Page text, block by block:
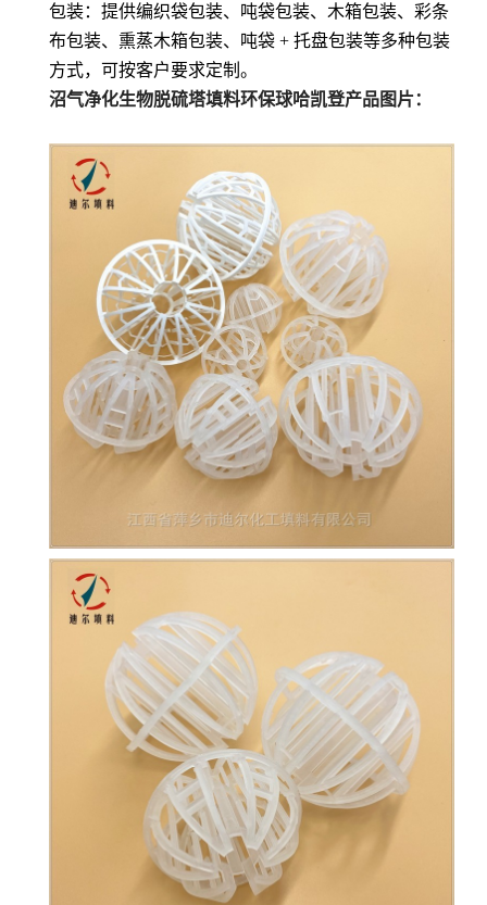
包装：提供编织袋包装、吨袋包装、木箱包装、彩条
布包装、熏蒸木箱包装、吨袋 + 托盘包装等多种包装
方式，可按客户要求定制。
沼气净化生物脱硫塔填料环保球哈凯登产品图片：